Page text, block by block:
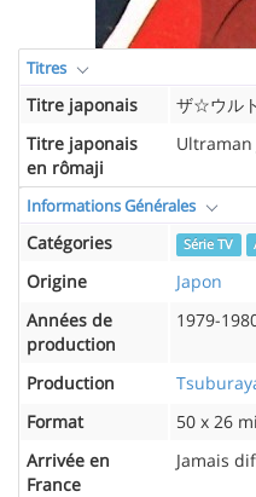
Titres
Titre japonais
ザ☆ウル
Titre japonais
en rômaji
Ultraman
Informations Générales
Catégories Série TV
Origine
Japon
Années de
production
1979-
Production
Format
50 x 26
Arrivée en
France
Jamais